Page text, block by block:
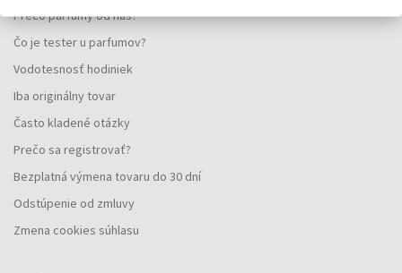
Prečo parfumy od nás?
Čo je tester u parfumov?
Vodotesnosť hodiniek
Iba originálny tovar
Často kladené otázky
Prečo sa registrovať?
Bezplatná výmena tovaru do 30 dní
Odstúpenie od zmluvy
Zmena cookies súhlasu